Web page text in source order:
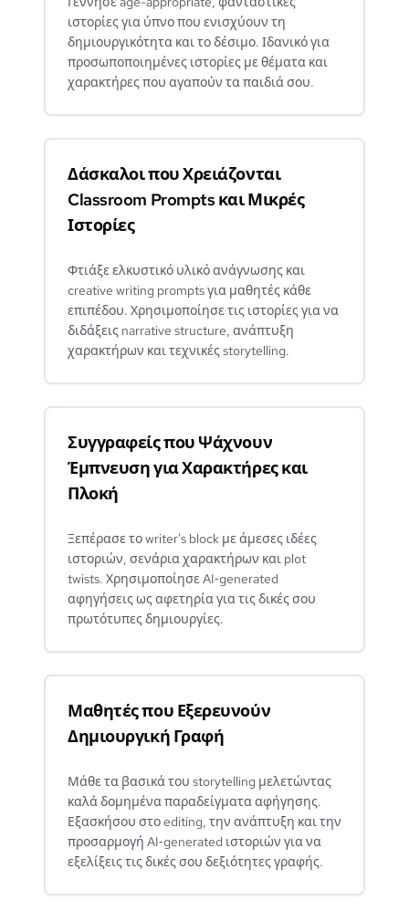
ιστορίες για ύπνο που ενισχύουν τη
δημιουργικότητα και το δέσιμο. Ιδανικό για
προσωποποιημένες ιστορίες με θέματα και
χαρακτήρες που αγαπούν τα παιδιά σου.
Δάσκαλοι που Χρειάζονται
Classroom Prompts και Μικρές
Ιστορίες
Φτιάξε ελκυστικό υλικό ανάγνωσης και
creative writing prompts για μαθητές κάθε
επιπέδου. Χρησιμοποίησε τις ιστορίες για να
διδάξεις narrative structure, ανάπτυξη
χαρακτήρων και τεχνικές storytelling.
Συγγραφείς που Ψάχνουν
Έμπνευση για Χαρακτήρες και
Πλοκή
Ξεπέρασε το writer's block με άμεσες ιδέες
ιστοριών, σενάρια χαρακτήρων και plot
twists. Χρησιμοποίησε AI‑generated
αφηγήσεις ως αφετηρία για τις δικές σου
πρωτότυπες δημιουργίες.
Μαθητές που Εξερευνούν
Δημιουργική Γραφή
Μάθε τα βασικά του storytelling μελετώντας
καλά δομημένα παραδείγματα αφήγησης.
Εξασκήσου στο editing, την ανάπτυξη και την
προσαρμογή AI‑generated ιστοριών για να
εξελίξεις τις δικές σου δεξιότητες γραφής.